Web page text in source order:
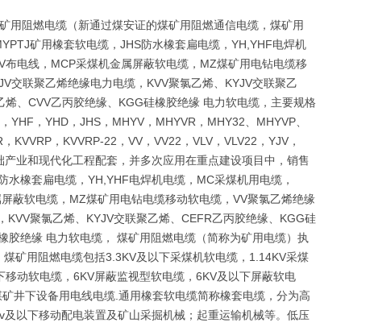
用阻燃电缆（新通过煤安证的煤矿用阻燃通信电缆，煤矿用
矿用橡套软电缆，JHS防水橡套扁电缆，YH,YHF电焊机
电线，MCP采煤机金属屏蔽软电缆，MZ煤矿用电钻电缆移
交联聚乙烯绝缘电力电缆，KVV聚氯乙烯、KYJV交联聚乙
、CVV乙丙胶绝缘、KGG硅橡胶绝缘 电力软电缆，主要规格
，YHD，JHS，MHYV，MHYVR，MHY32、MHYVP、
KVVRP，KVVRP-22，VV，VV22，VLV，VLV22，YJV，
业和现代化工程配套，并多次应用在重点建设项目中，销售
橡套扁电缆，YH,YHF电焊机电缆，MC采煤机用电缆，
蔽软电缆，MZ煤矿用电钻电缆移动软电缆，VV聚氯乙烯绝缘
聚氯乙烯、KYJV交联聚乙烯、CEFR乙丙胶绝缘、KGG硅
绝缘 电力软电缆， 煤矿用阻燃电缆（简称为矿用电缆）执
矿用阻燃电缆包括3.3KV及以下采煤机软电缆，1.14KV采煤
动软电缆，6KV屏蔽监视型软电缆，6KV及以下屏蔽软电
井下设备用电线电缆.通用橡套软电缆简称橡套电缆，分为高
以下移动配电装置及矿山采掘机械；起重运输机械等。低压